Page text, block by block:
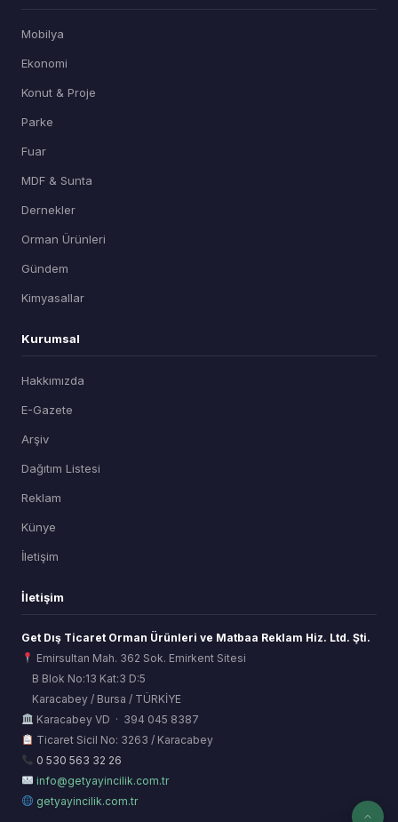
Mobilya
Ekonomi
Konut & Proje
Parke
Fuar
MDF & Sunta
Dernekler
Orman Ürünleri
Gündem
Kimyasallar
Kurumsal
Hakkımızda
E-Gazete
Arşiv
Dağıtım Listesi
Reklam
Künye
İletişim
İletişim
Get Dış Ticaret Orman Ürünleri ve Matbaa Reklam Hiz. Ltd. Şti.
Emirsultan Mah. 362 Sok. Emirkent Sitesi
B Blok No:13 Kat:3 D:5
Karacabey / Bursa / TÜRKİYE
Karacabey VD · 394 045 8387
Ticaret Sicil No: 3263 / Karacabey
0 530 563 32 26
info@getyayincilik.com.tr
getyayincilik.com.tr
ORSİAD AI
Sektörel Hafıza Asistanı